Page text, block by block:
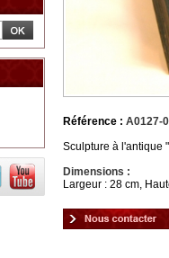
Référence : A0127-
Sculpture à l'antique
Dimensions :
Largeur : 28 cm,